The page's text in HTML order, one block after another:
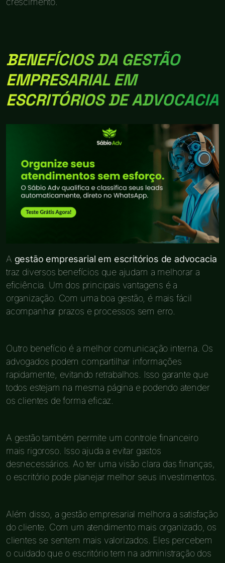
BENEFÍCIOS DA GESTÃO
EMPRESARIAL EM
ESCRITÓRIOS DE ADVOCACIA
A gestão empresarial em escritórios de advocacia
traz diversos benefícios que ajudam a melhorar a
eficiência. Um dos principais vantagens é a
organização. Com uma boa gestão, é mais fácil
acompanhar prazos e processos sem erro.
Outro benefício é a melhor comunicação interna. Os
advogados podem compartilhar informações
rapidamente, evitando retrabalhos. Isso garante que
todos estejam na mesma página e podendo atender
os clientes de forma eficaz.
A gestão também permite um controle financeiro
mais rigoroso. Isso ajuda a evitar gastos
desnecessários. Ao ter uma visão clara das finanças,
o escritório pode planejar melhor seus investimentos.
Além disso, a gestão empresarial melhora a satisfação
do cliente. Com um atendimento mais organizado, os
clientes se sentem mais valorizados. Eles percebem
o cuidado que o escritório tem na administração dos